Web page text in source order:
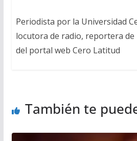
Periodista por la Universidad
locutora de radio, reportera
del portal web Cero Latitud
También te